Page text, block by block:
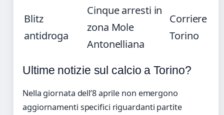
Blitz
antidroga
Cinque arresti in
zona Mole
Antonelliana
Corriere
Torino
Ultime notizie sul calcio a Torino?
Nella giornata dell’8 aprile non emergono
aggiornamenti specifici riguardanti partite